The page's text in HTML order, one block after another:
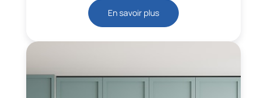
En savoir plus